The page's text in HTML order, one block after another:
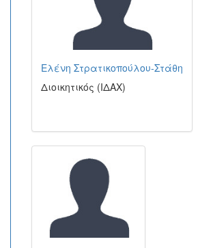
Ελένη Στρατικοπούλου-Στάθη
Διοικητικός (ΙΔΑΧ)